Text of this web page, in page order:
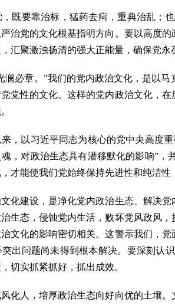
要靠治标，猛药去疴，重典治乱；也
治党的文化根基指明方向。要以高度
汇聚激浊扬清的强大正能量，确保党永
章。”我们的党内政治文化，是以马
党性的文化。这样的党内政治文化，
以习近平同志为核心的党中央高度重
，对政治生态具有潜移默化的影响”
才能使我们党始终保持先进性和纯洁性
建设，是净化党内政治生态、解决党
生态，侵蚀党内生活，败坏党风政风
文化的影响密切相关。这警示我们，
出问题尚未得到根本解决。要深刻认
切实抓紧抓好，抓出成效。
人，培厚政治生态向好向优的土壤。